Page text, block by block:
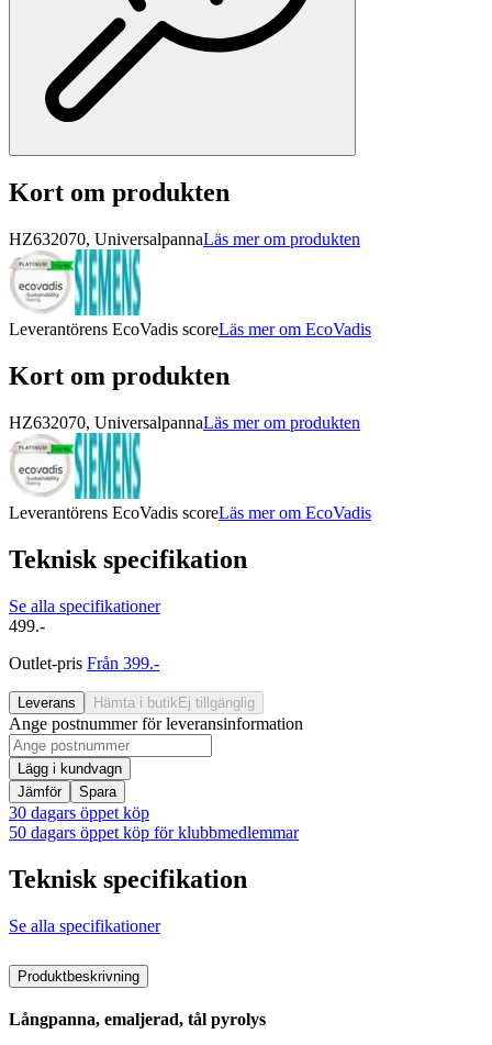
Kort om produkten
HZ632070, UniversalpannaLäs mer om produkten
Leverantörens EcoVadis scoreLäs mer om EcoVadis
Kort om produkten
HZ632070, UniversalpannaLäs mer om produkten
Leverantörens EcoVadis scoreLäs mer om EcoVadis
Teknisk specifikation
Se alla specifikationer
499.-
Outlet-pris Från 399.-
Leverans Hämta i butik Ej tillgänglig
Ange postnummer för leveransinformation
Lägg i kundvagn
Jämför
Spara
30 dagars öppet köp
50 dagars öppet köp för klubbmedlemmar
Teknisk specifikation
Se alla specifikationer
Produktbeskrivning
Långpanna, emaljerad, tål pyrolys